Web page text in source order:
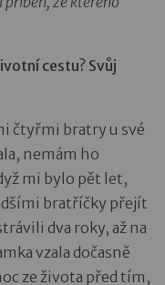
cestu? Svůj
čtyřmi bratry u své
nemám ho
mi bylo pět let,
bratříčky přejít
dva roky, až na
vzala dočasně
ze života před tím,